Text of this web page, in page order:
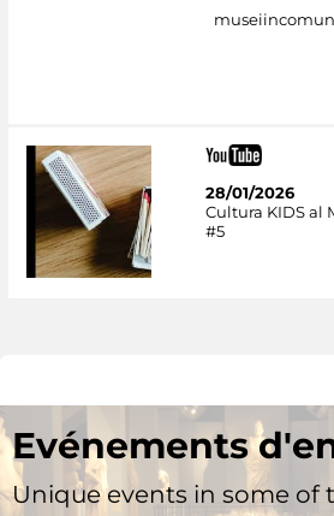
28/01/2026
Cultura KIDS al
#5
Evénements
Unique events in some of